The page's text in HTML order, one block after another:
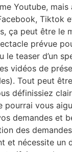
Youtube, mais
Tiktok
ça peut être le
prévue
le teaser d’un
vidéos de
Tout peut
définissiez
pourrai vous
demandes et
des
et nécessite un